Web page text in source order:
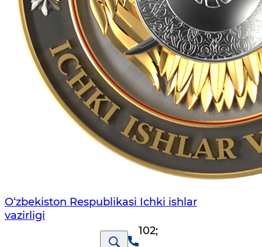
O‘zbеkiston Rеspublikаsi Ichki ishlаr
vаzirligi
102;